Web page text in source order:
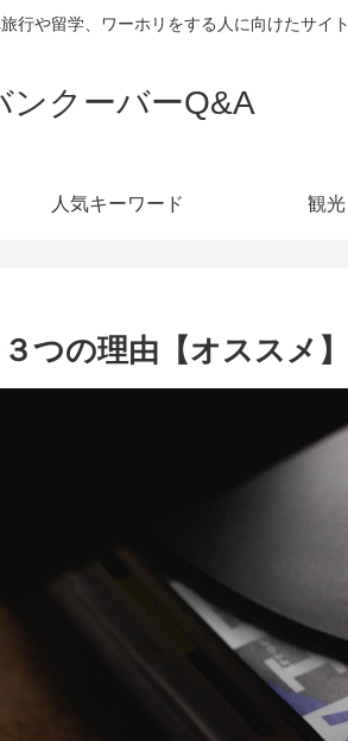
行や留学、ワーホリをする人に向けたサイト
ンクーバーQ&A
人気キーワード 観光
つの理由【オススメ】